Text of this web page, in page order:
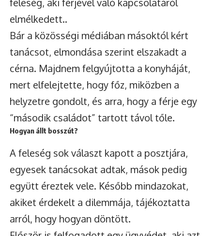
elmélkedett..
Bár a közösségi médiában másoktól kért
tanácsot, elmondása szerint elszakadt a
cérna. Majdnem felgyújtotta a konyháját,
mert elfelejtette, hogy főz, miközben a
helyzetre gondolt, és arra, hogy a férje egy
“második családot” tartott távol tőle.
Hogyan állt bosszút?
A feleség sok választ kapott a posztjára,
egyesek tanácsokat adtak, mások pedig
együtt éreztek vele. Később mindazokat,
akiket érdekelt a dilemmája, tájékoztatta
arról, hogy hogyan döntött.